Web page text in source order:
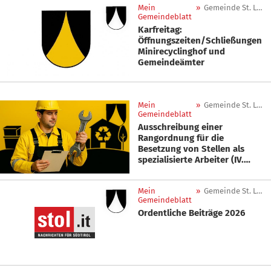
Mein
Gemeindeblatt
» Gemeinde St. Leonhard in Passeier
Karfreitag:
Öffnungszeiten/Schließungen
Minirecyclinghof und
Gemeindeämter
Mein
Gemeindeblatt
» Gemeinde St. Leonhard in Passeier
Ausschreibung einer
Rangordnung für die
Besetzung von Stellen als
spezialisierte Arbeiter (IV.
Mein
Gemeindeblatt
» Gemeinde St. Leonhard in Passeier
Ordentliche Beiträge 2026